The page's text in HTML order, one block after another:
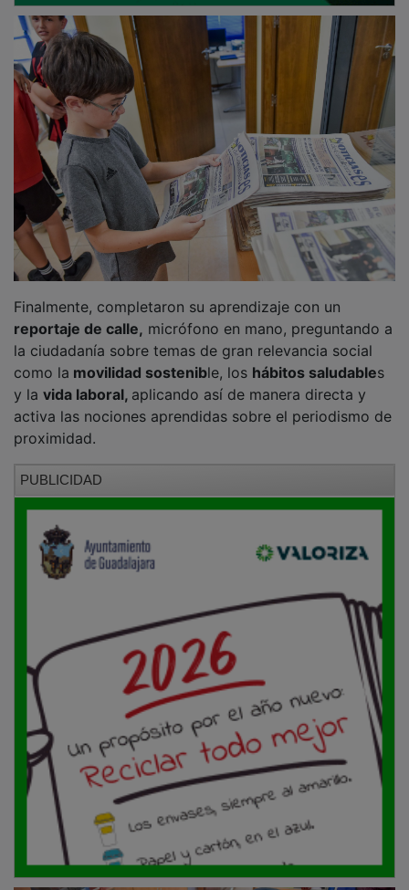
reportaje de calle,micrófono en mano, preguntando a
la ciudadanía sobre temas de gran relevancia social
como lamovilidad sostenible, los hábitos saludable
y lavida laboral,aplicando así de manera directa y
activa las nociones aprendidas sobre el periodismo de
proximidad.